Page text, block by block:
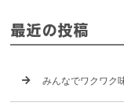
最近の投稿
みんなでワクワク